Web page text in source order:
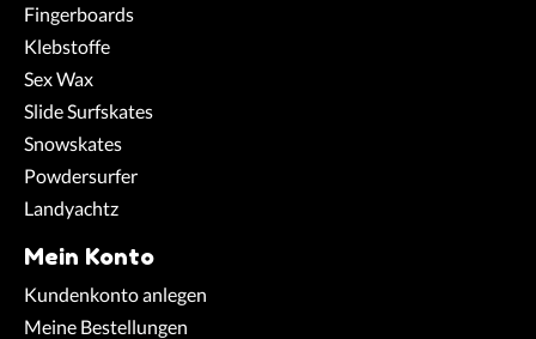
Fingerboards
Klebstoffe
Sex Wax
Slide Surfskates
Snowskates
Powdersurfer
Landyachtz
Mein Konto
Kundenkonto anlegen
Meine Bestellungen